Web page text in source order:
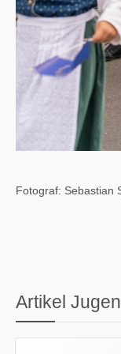
Fotograf: Sebastian
Artikel